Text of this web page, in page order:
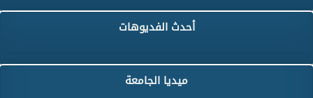
أحدث الفديوهات
ميديا الجامعة